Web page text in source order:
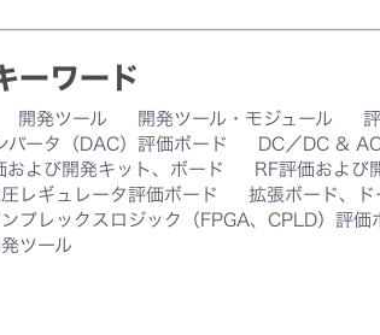
ーワード
開発ツール 開発ツール・モジュール
バータ（DAC）評価ボード
DC／DC &
および開発キット、ボード
RF評価および
レギュレータ評価ボード
拡張ボード、ド
プレックスロジック（FPGA、CPLD）評価
ツール